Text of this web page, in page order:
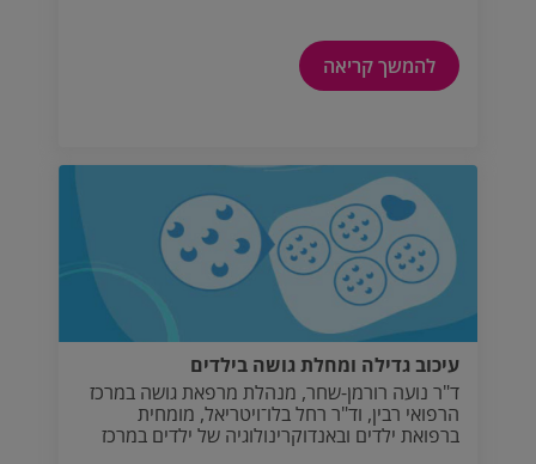
להמשך קריאה
עיכוב גדילה ומחלת גושה בילדים
ד"ר נועה רורמן-שחר, מנהלת מרפאת גושה במרכז
הרפואי רבין, וד"ר רחל בלו־ויטריאל, מומחית
ברפואת ילדים ובאנדוקרינולוגיה של ילדים במרכז